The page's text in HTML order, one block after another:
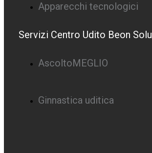
Apparecchi tecnologici
Servizi Centro Udito Beon
AscoltoMEGLIO
Ginnastica uditica